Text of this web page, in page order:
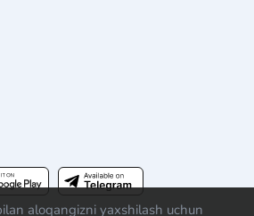
aloqangizni yaxshilash uchun